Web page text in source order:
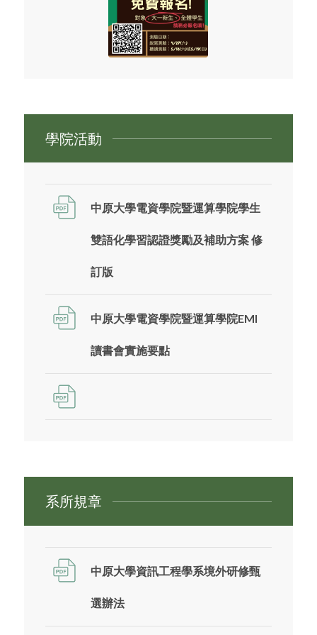
學院活動
中原大學電資學院暨運算學院學生
雙語化學習認證獎勵及補助方案 修
訂版
中原大學電資學院暨運算學院EMI
讀書會實施要點
系所規章
中原大學資訊工程學系境外研修甄
選辦法